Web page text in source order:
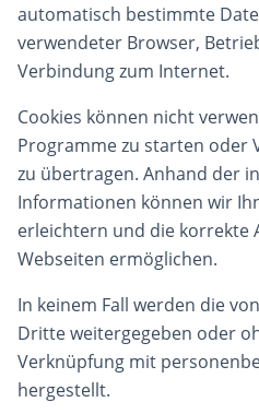
automatisch bestimmte
verwendeter Browser,
Verbindung zum Internet.
Cookies können nicht
Programme zu starten oder
zu übertragen. Anhand der
Informationen können wir
erleichtern und die korrekte
Webseiten ermöglichen.
In keinem Fall werden die
Dritte weitergegeben oder
Verknüpfung mit
hergestellt.